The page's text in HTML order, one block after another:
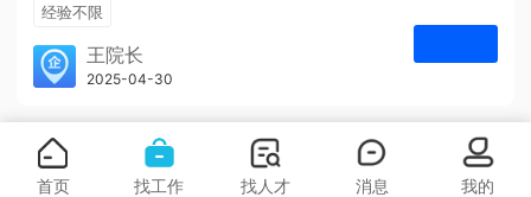
经验不限
学历不限
3人
王院长
凤冈安宁医院
2025-04-30
首页 找工作 找人才 消息 我的